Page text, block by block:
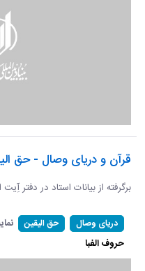
قرآن و دریای وصال - حق
برگرفته از بیانات استاد در دفتر آِیت
دریای وصال حق الیقین
حروف الفبا